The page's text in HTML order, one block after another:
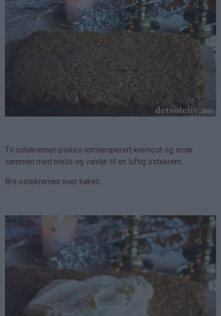
Til ostekremen piskes romtemperert kremost og smør
sammen med melis og vanilje til en luftig ostekrem.
Bre ostekremen over kaken.